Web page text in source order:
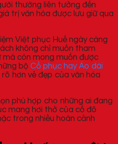
thường liên tưởng đến
trị văn hóa được lưu giữ qua
Việt phục Huế ngày càng
không chỉ muốn tham
mà còn mong muốn được
bộ Cổ phục hay Áo dài
hơn vẻ đẹp của văn hóa
phù hợp cho những ai đang
mang hơi thở của cố đô
trong nhiều hoàn cảnh